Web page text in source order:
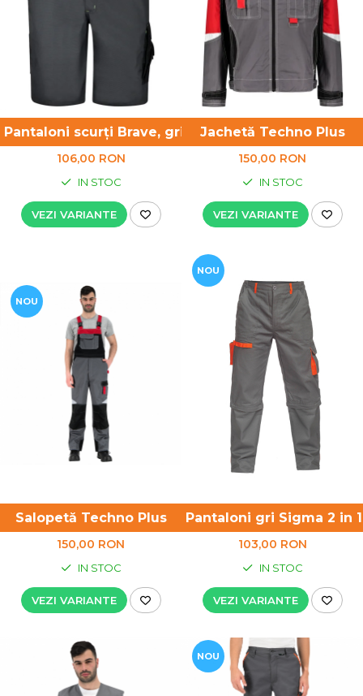
UNICA FOLOSINTA
VESTE
Pantaloni scurți Brave, gri
106,00 RON
IN STOC
VEZI VARIANTE
Jachetă Techno Plus
150,00 RON
IN STOC
VEZI VARIANTE
NOU
Salopetă Techno Plus
150,00 RON
IN STOC
VEZI VARIANTE
NOU
Pantaloni gri Sigma 2 in 1
103,00 RON
IN STOC
VEZI VARIANTE
NOU